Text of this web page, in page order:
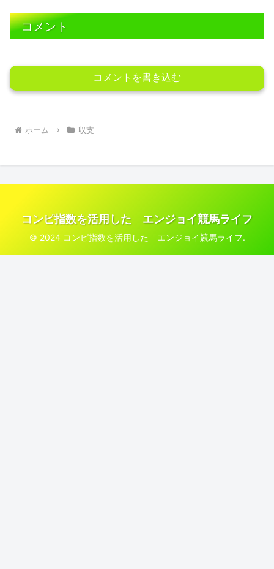
コメント
コメントを書き込む
ホーム 収支
コンピ指数を活用した エンジョイ競馬ライフ
© 2024 コンピ指数を活用した エンジョイ競馬ライフ.